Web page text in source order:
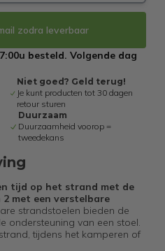
zodra leverbaar
besteld. Volgende dag
Niet goed? Geld terug!
Je kunt producten tot 30 dagen
retour sturen
Duurzaam
Duurzaamheid voorop =
tweedekans
tijd op het strand met de
met een verstelbare
strandstoelen bieden de
ondersteuning van een stoel.
tijdens het kamperen of